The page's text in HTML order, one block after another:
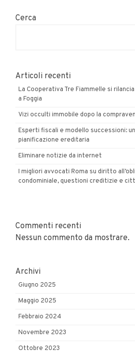
Cerca
Articoli recenti
La Cooperativa Tre Fiammelle si
a Foggia
Vizi occulti immobile dopo la
Esperti fiscali e modello successioni:
pianificazione ereditaria
Eliminare notizie da internet
I migliori avvocati Roma su diritto
condominiale, questioni creditizie e
Commenti recenti
Nessun commento da mostrare.
Archivi
Giugno 2025
Maggio 2025
Febbraio 2024
Novembre 2023
Ottobre 2023